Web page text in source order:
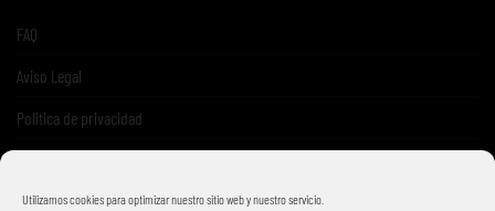
Utilizamos cookies para optimizar nuestro sitio web y nuestro servicio.
FAQ
Aviso Legal
Politica de privacidad